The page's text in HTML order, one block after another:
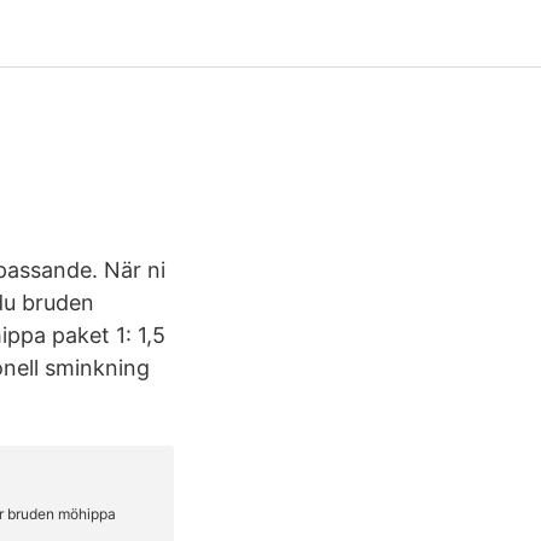
När ni
bruden
paket 1: 1,5
sminkning